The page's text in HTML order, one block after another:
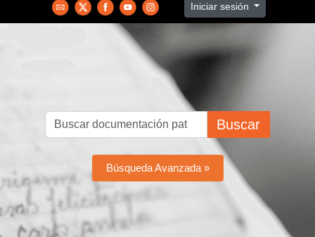
Iniciar sesión
Buscar
Búsqueda Avanzada »